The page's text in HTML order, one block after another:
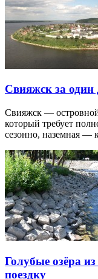
Свияжск за один
Свияжск —
который требует
сезонно, наземная —
Голубые озёра
поездку